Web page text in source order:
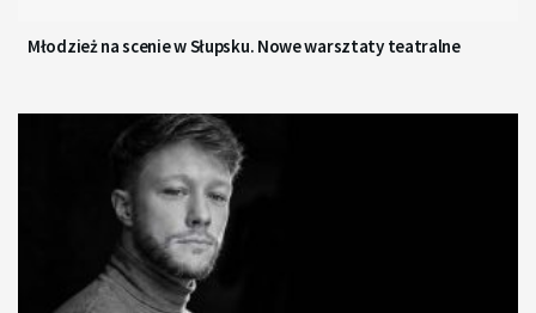
Młodzież na scenie w Słupsku. Nowe warsztaty teatralne